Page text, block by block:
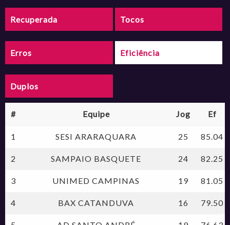
Recuperada Tocos
Erros Eficiência
Duplos
# Equipe Jog Ef
1 SESI ARARAQUARA 25 85.04
2 SAMPAIO BASQUETE 24 82.25
3 UNIMED CAMPINAS 19 81.05
4 BAX CATANDUVA 16 79.50